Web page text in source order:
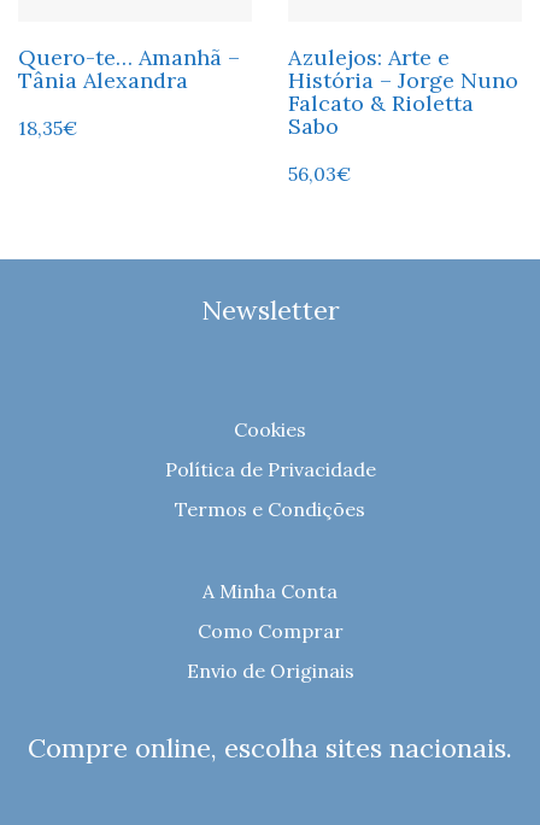
Quero-te… Amanhã –
Tânia Alexandra
18,35€
Azulejos: Arte e
História – Jorge Nuno
Falcato & Rioletta
Sabo
56,03€
Newsletter
Cookies
Política de Privacidade
Termos e Condições
A Minha Conta
Como Comprar
Envio de Originais
Compre online, escolha sites nacionais.